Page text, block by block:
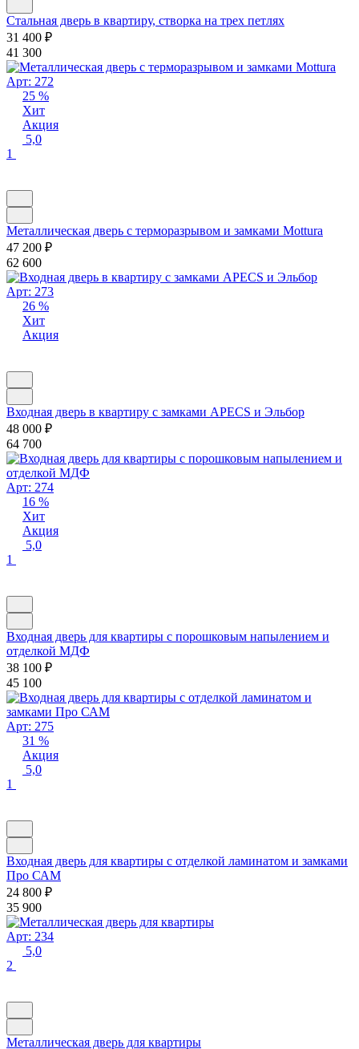
Стальная дверь в квартиру, створка на трех петлях
31 400 ₽
41 300
Арт: 272
25 %
Хит
Акция
5,0
1
Металлическая дверь с терморазрывом и замками Mottura
47 200 ₽
62 600
Арт: 273
26 %
Хит
Акция
Входная дверь в квартиру с замками APECS и Эльбор
48 000 ₽
64 700
Арт: 274
16 %
Хит
Акция
5,0
1
Входная дверь для квартиры с порошковым напылением и
отделкой МДФ
38 100 ₽
45 100
Арт: 275
31 %
Акция
5,0
1
Входная дверь для квартиры с отделкой ламинатом и замками
Про САМ
24 800 ₽
35 900
Арт: 234
5,0
2
Металлическая дверь для квартиры